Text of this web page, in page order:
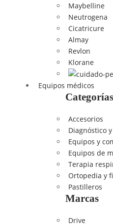
Maybelline
Neutrogena
Cicatricure
Almay
Revlon
Klorane
Equipos médicos
Categorías
Accesorios
Diagnóstico
Equipos y
Equipos de
Terapia
Ortopedia y
Pastilleros
Marcas
Drive